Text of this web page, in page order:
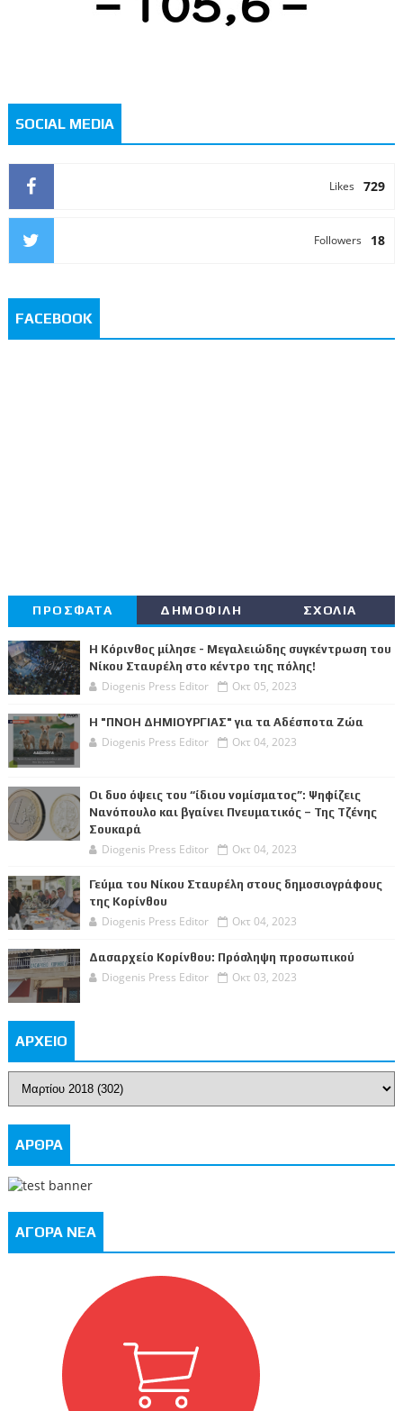
SOCIAL MEDIA
729
Likes
18
Followers
FACEBOOK
ΠΡΟΣΦΑΤΑ ΔΗΜΟΦΙΛΗ ΣΧΟΛΙΑ
Η Κόρινθος μίλησε - Μεγαλειώδης συγκέντρωση του
Νίκου Σταυρέλη στο κέντρο της πόλης!
Diogenis Press Editor Οκτ 05, 2023
Η "ΠΝΟΗ ΔΗΜΙΟΥΡΓΙΑΣ" για τα Αδέσποτα Ζώα
Diogenis Press Editor Οκτ 04, 2023
Οι δυο όψεις του “ίδιου νομίσματος”: Ψηφίζεις
Νανόπουλο και βγαίνει Πνευματικός – Της Τζένης
Σουκαρά
Diogenis Press Editor Οκτ 04, 2023
Γεύμα του Νίκου Σταυρέλη στους δημοσιογράφους
της Κορίνθου
Diogenis Press Editor Οκτ 04, 2023
Δασαρχείο Κορίνθου: Πρόσληψη προσωπικού
Diogenis Press Editor Οκτ 03, 2023
ΑΡΧΕΙΟ
ΑΡΘΡΑ
ΑΓΟΡΑ ΝΕΑ